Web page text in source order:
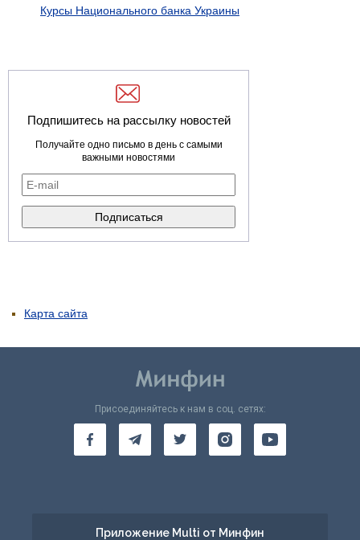
Курсы Национального банка Украины
Подпишитесь на рассылку новостей
Получайте одно письмо в день с самыми
важными новостями
Карта сайта
Присоединяйтесь к нам в соц. сетях:
Приложение Multi от Минфин